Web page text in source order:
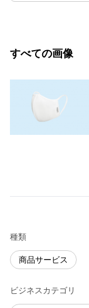
すべての画像
種類
商品サービス
ビジネスカテゴリ